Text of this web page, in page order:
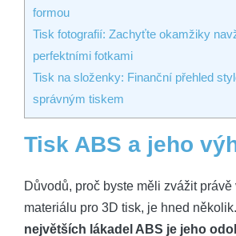
formou
Tisk fotografií: Zachyťte okamžiky
perfektními fotkami
Tisk na složenky: Finanční přehled
správným tiskem
Tisk ABS a jeho
Důvodů, proč byste měli zvážit právě
materiálu pro 3D tisk, je hned několik.
největších lákadel ABS je jeho